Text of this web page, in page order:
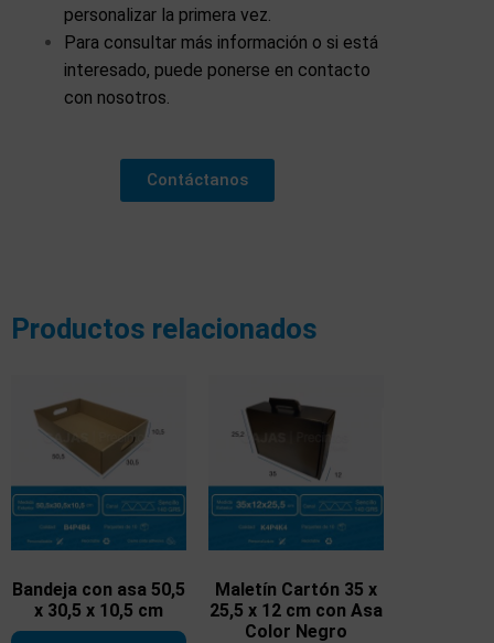
personalizar la primera vez.
Para consultar más información o si está
interesado, puede ponerse en contacto
con nosotros.
Contáctanos
Productos relacionados
Bandeja con asa 50,5
x 30,5 x 10,5 cm
Maletín Cartón 35 x
25,5 x 12 cm con Asa
Color Negro